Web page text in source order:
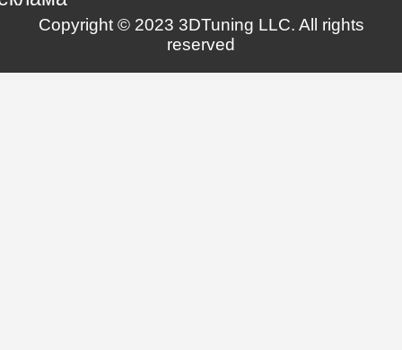
Copyright © 2023 3DTuning LLC. All rights
reserved